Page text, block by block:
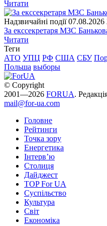
Читати
Надзвичайні події 07.08.2026
За екссекретаря МЗС
Читати
Теги
АТО УПЦ РФ США СБУ
Польша выборы
© Copyright
2001—2026 FORUA.
mail@for-ua.com
Головне
Рейтинги
Точка зору
Енергетика
Інтерв’ю
Столиця
Дайджест
TOP For UA
Суспiльство
Культура
Світ
Економіка